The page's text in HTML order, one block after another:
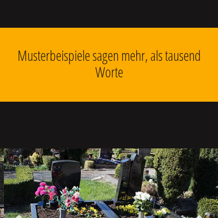
Musterbeispiele sagen mehr, als tausend
Worte